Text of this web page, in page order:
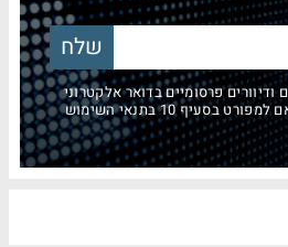
פרסומיים בדואר אלקטרוני
10 בתנאי השימוש